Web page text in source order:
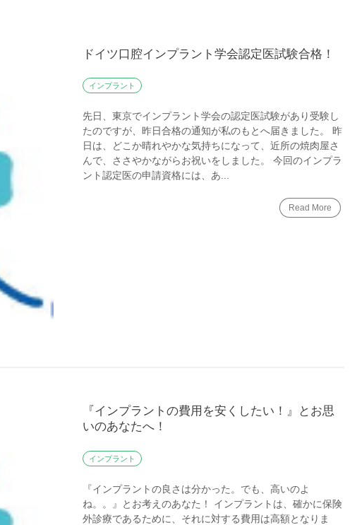
ドイツ口腔インプラント学会認定医試験合格！
インプラント
先日、東京でインプラント学会の認定医試験があり受験し
たのですが、昨日合格の通知が私のもとへ届きました。 昨
日は、どこか晴れやかな気持ちになって、近所の焼肉屋さ
んで、ささやかながらお祝いをしました。 今回のインプラ
ント認定医の申請資格には、あ...
Read More
『インプラントの費用を安くしたい！』とお思
いのあなたへ！
インプラント
『インプラントの良さは分かった。でも、高いのよ
ね。。』とお考えのあなた！ インプラントは、確かに保険
外診療であるために、それに対する費用は高額となりま